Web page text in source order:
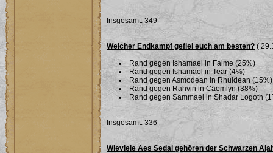
Insgesamt: 349
Welcher Endkampf gefiel euch am besten?(
Rand gegen Ishamael in Falme (25%)
Rand gegen Ishamael in Tear (4%)
Rand gegen Asmodean in Rhuidean (15%)
Rand gegen Rahvin in Caemlyn (38%)
Rand gegen Sammael in Shadar Logoth
Insgesamt: 336
Wieviele Aes Sedai gehören der Schwarzen